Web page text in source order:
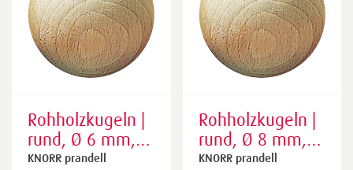
Rohholzkugeln |
rund, Ø 6 mm,
natur, 118 Stück
KNORR prandell
Rohholzkugeln |
rund, Ø 8 mm,
natur, 80 Stück
KNORR prandell